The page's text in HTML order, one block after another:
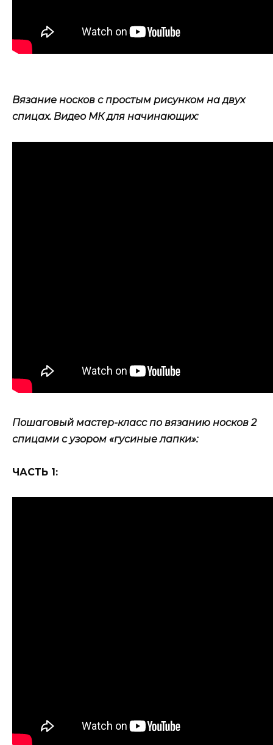
Вязание носков с простым рисунком на двух
спицах. Видео МК для начинающих:
Пошаговый мастер-класс по вязанию носков 2
спицами с узором «гусиные лапки»:
ЧАСТЬ 1: